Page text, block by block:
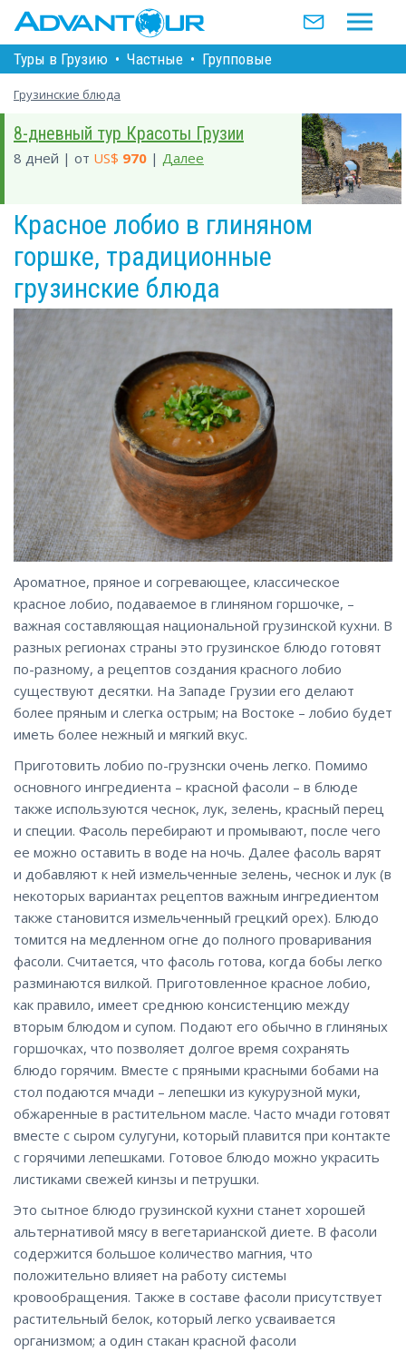
Туры в Грузию • Частные • Групповые
Грузинские блюда
8-дневный тур Красоты Грузии
8 дней | от US$ 970 | Далее
Красное лобио в глиняном
горшке, традиционные
грузинские блюда
Ароматное, пряное и согревающее, классическое
красное лобио, подаваемое в глиняном горшочке, –
важная составляющая национальной грузинской кухни. В
разных регионах страны это грузинское блюдо готовят
по-разному, а рецептов создания красного лобио
существуют десятки. На Западе Грузии его делают
более пряным и слегка острым; на Востоке – лобио будет
иметь более нежный и мягкий вкус.
Приготовить лобио по-грузнски очень легко. Помимо
основного ингредиента – красной фасоли – в блюде
также используются чеснок, лук, зелень, красный перец
и специи. Фасоль перебирают и промывают, после чего
ее можно оставить в воде на ночь. Далее фасоль варят
и добавляют к ней измельченные зелень, чеснок и лук (в
некоторых вариантах рецептов важным ингредиентом
также становится измельченный грецкий орех). Блюдо
томится на медленном огне до полного проваривания
фасоли. Считается, что фасоль готова, когда бобы легко
разминаются вилкой. Приготовленное красное лобио,
как правило, имеет среднюю консистенцию между
вторым блюдом и супом. Подают его обычно в глиняных
горшочках, что позволяет долгое время сохранять
блюдо горячим. Вместе с пряными красными бобами на
стол подаются мчади – лепешки из кукурузной муки,
обжаренные в растительном масле. Часто мчади готовят
вместе с сыром сулугуни, который плавится при контакте
с горячими лепешками. Готовое блюдо можно украсить
листиками свежей кинзы и петрушки.
Это сытное блюдо грузинской кухни станет хорошей
альтернативой мясу в вегетарианской диете. В фасоли
содержится большое количество магния, что
положительно влияет на работу системы
кровообращения. Также в составе фасоли присутствует
растительный белок, который легко усваивается
организмом; а один стакан красной фасоли